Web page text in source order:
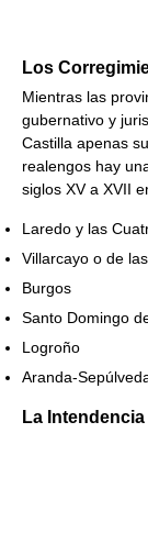
Los
Mientras las
gubernativo y
Castilla apenas
realengos hay
siglos XV a XVII
Laredo y las
Villarcayo o de las
Burgos
Santo Domingo
Logroño
Aranda-
La Intendencia